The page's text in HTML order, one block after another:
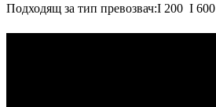
Подходящ за тип превозвач:I 200  I 600